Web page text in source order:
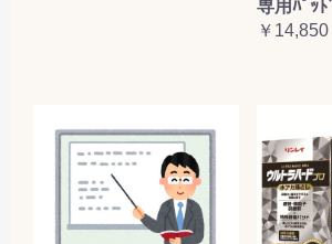
専用ﾊﾟｯ
￥14,850